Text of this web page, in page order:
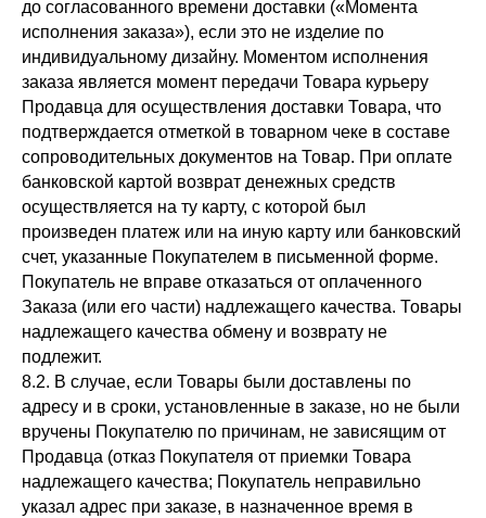
до согласованного времени доставки («Момента
исполнения заказа»), если это не изделие по
индивидуальному дизайну. Моментом исполнения
заказа является момент передачи Товара курьеру
Продавца для осуществления доставки Товара, что
подтверждается отметкой в товарном чеке в составе
сопроводительных документов на Товар. При оплате
банковской картой возврат денежных средств
осуществляется на ту карту, с которой был
произведен платеж или на иную карту или банковский
счет, указанные Покупателем в письменной форме.
Покупатель не вправе отказаться от оплаченного
Заказа (или его части) надлежащего качества. Товары
надлежащего качества обмену и возврату не
подлежит.
8.2. В случае, если Товары были доставлены по
адресу и в сроки, установленные в заказе, но не были
вручены Покупателю по причинам, не зависящим от
Продавца (отказ Покупателя от приемки Товара
надлежащего качества; Покупатель неправильно
указал адрес при заказе, в назначенное время в